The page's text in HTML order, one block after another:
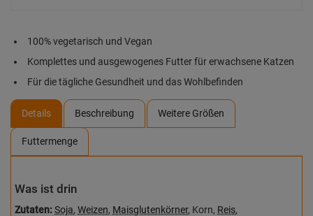
100% vegetarisch und Vegan
Komplettes und ausgewogenes Futter für erwachsene Katzen
Für die tägliche Gesundheit und das Wohlbefinden
Details Beschreibung Weitere Größen
Futtermenge
Was ist drin
Zutaten:Soja, Weizen, Maisglutenkörner, Korn, Reis,